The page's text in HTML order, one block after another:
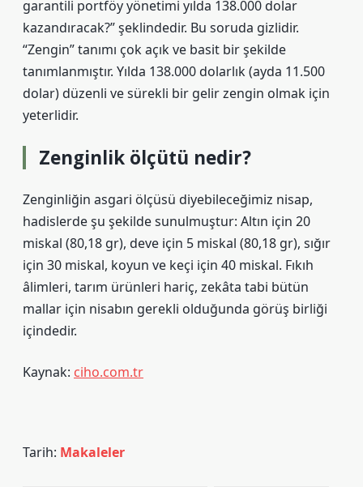
garantili portföy yönetimi yılda 138.000 dolar
kazandıracak?” şeklindedir. Bu soruda gizlidir.
“Zengin” tanımı çok açık ve basit bir şekilde
tanımlanmıştır. Yılda 138.000 dolarlık (ayda 11.500
dolar) düzenli ve sürekli bir gelir zengin olmak için
yeterlidir.
Zenginlik ölçütü nedir?
Zenginliğin asgari ölçüsü diyebileceğimiz nisap,
hadislerde şu şekilde sunulmuştur: Altın için 20
miskal (80,18 gr), deve için 5 miskal (80,18 gr), sığır
için 30 miskal, koyun ve keçi için 40 miskal. Fıkıh
âlimleri, tarım ürünleri hariç, zekâta tabi bütün
mallar için nisabın gerekli olduğunda görüş birliği
içindedir.
Kaynak: ciho.com.tr
Tarih: Makaleler